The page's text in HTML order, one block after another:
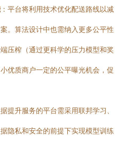
：平台将利用技术优化配送路线以减
。算法设计中也需纳入更多公平性
压榨（通过更科学的压力模型和奖
优质商户一定的公平曝光机会，促
提升服务的平台需采用联邦学习、
隐私和安全的前提下实现模型训练